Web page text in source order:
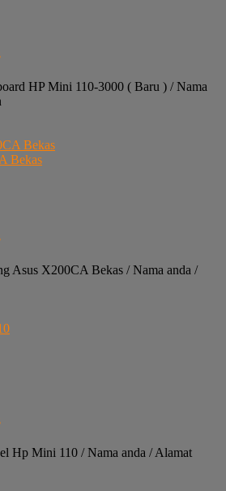
HP Mini 110-3000 ( Baru ) / Nama
Bekas
Asus X200CA Bekas / Nama anda /
Hp Mini 110 / Nama anda / Alamat